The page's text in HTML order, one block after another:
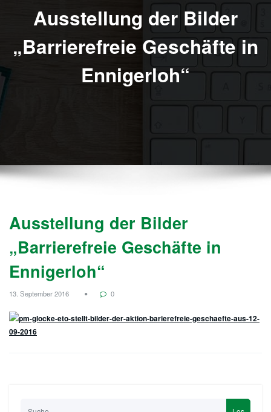
Ausstellung der Bilder
„Barrierefreie Geschäfte in
Ennigerloh“
Ausstellung der Bilder
„Barrierefreie Geschäfte in
Ennigerloh“
13. September 2016 0